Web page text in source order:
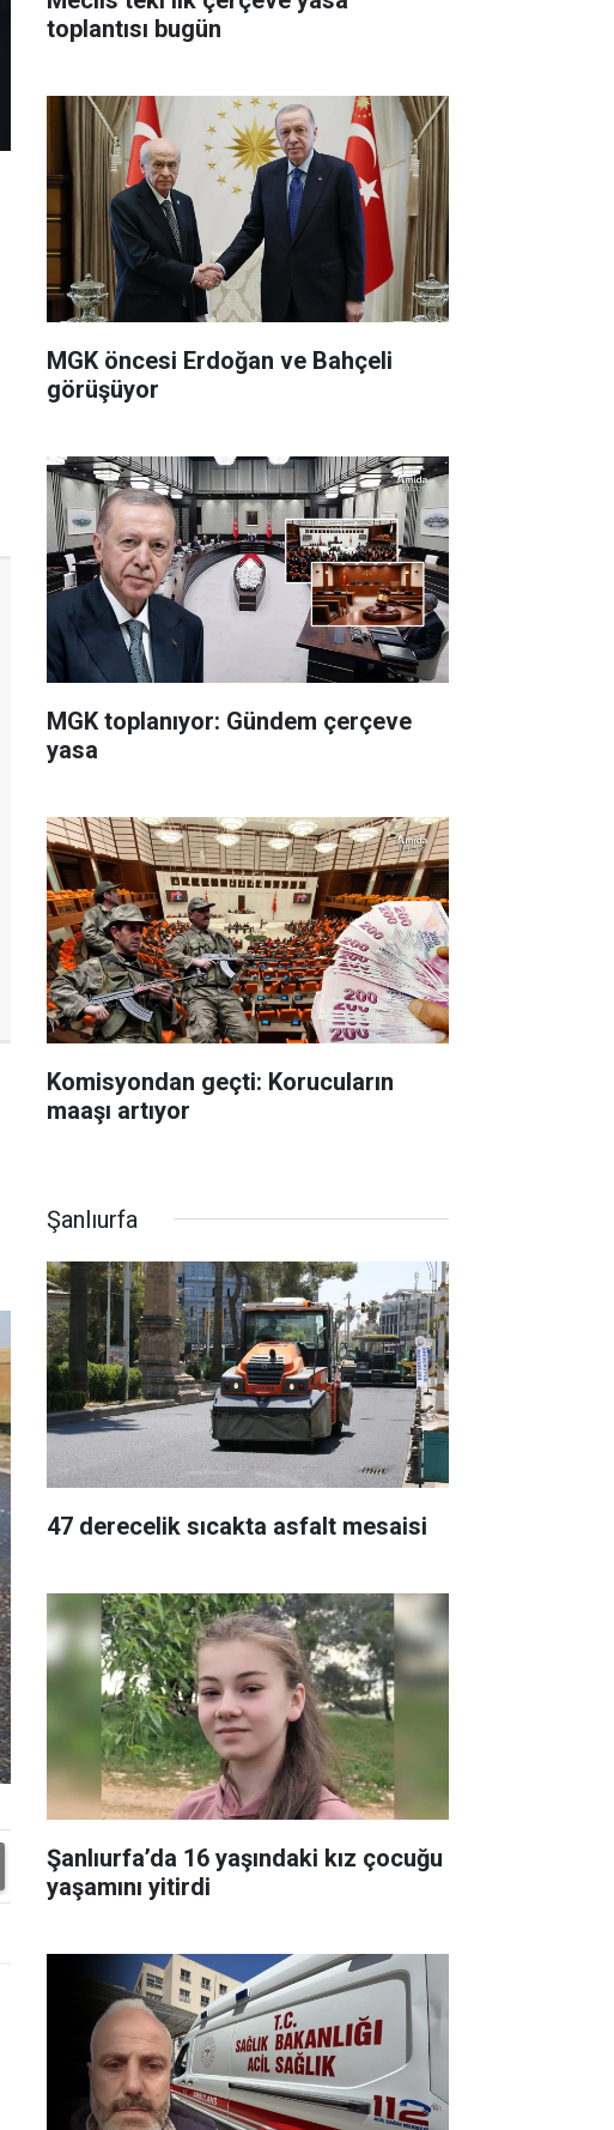
toplantısı bugün
MGK öncesi Erdoğan ve Bahçeli
görüşüyor
MGK toplanıyor: Gündem çerçeve
yasa
Komisyondan geçti: Korucuların
maaşı artıyor
Şanlıurfa
47 derecelik sıcakta asfalt mesaisi
Şanlıurfa’da 16 yaşındaki kız çocuğu
yaşamını yitirdi